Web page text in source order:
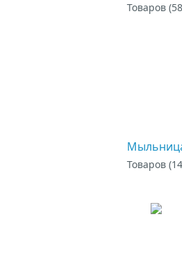
Товаров
Товаров